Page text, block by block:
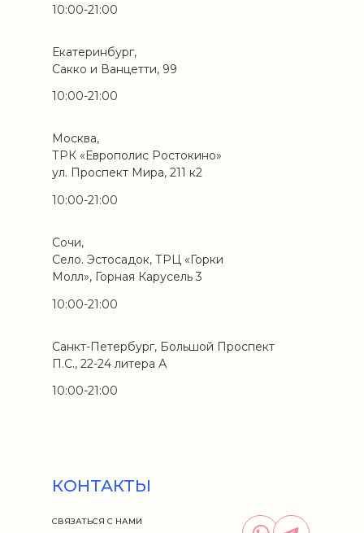
10:00-21:00
Санкт-Петербург, Большой Проспект
П.С., 22-24 литера А
10:00-21:00
Сочи,
Село. Эстосадок, ТРЦ «Горки
Молл», Горная Карусель 3
10:00-21:00
Москва,
ТРК «Европолис Ростокино»
ул. Проспект Мира, 211 к2
10:00-21:00
Екатеринбург,
Сакко и Ванцетти, 99
10:00-21:00
КОНТАКТЫ
СВЯЗАТЬСЯ С НАМИ